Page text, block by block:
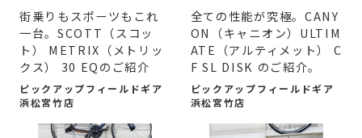
街乗りもスポーツもこれ
一台。SCOTT（スコッ
ト） METRIX（メトリッ
クス） 30 EQのご紹介
ピックアップフィールドギア
浜松宮竹店
全ての性能が究極。CANY
ON（キャニオン）ULTIM
ATE（アルティメット） C
F SL DISK のご紹介。
ピックアップフィールドギア
浜松宮竹店